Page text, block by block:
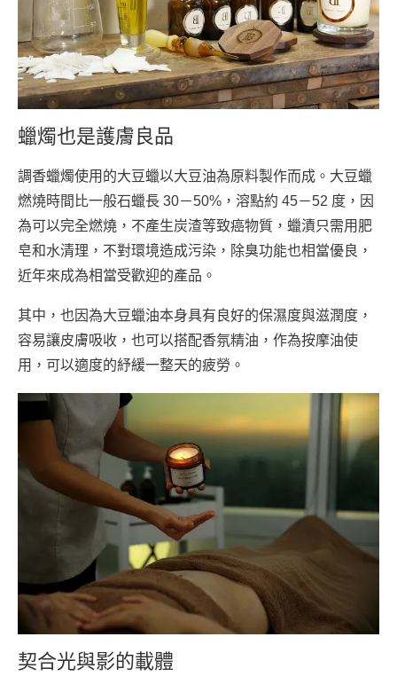
蠟燭也是護膚良品
調香蠟燭使用的大豆蠟以大豆油為原料製作而成。大豆蠟
燃燒時間比一般石蠟長 30－50%，溶點約 45－52 度，因
為可以完全燃燒，不產生炭渣等致癌物質，蠟漬只需用肥
皂和水清理，不對環境造成污染，除臭功能也相當優良，
近年來成為相當受歡迎的產品。
其中，也因為大豆蠟油本身具有良好的保濕度與滋潤度，
容易讓皮膚吸收，也可以搭配香氛精油，作為按摩油使
用，可以適度的紓緩一整天的疲勞。
契合光與影的載體